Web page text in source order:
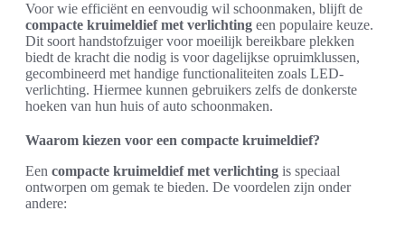
Voor wie efficiënt en eenvoudig wil schoonmaken, blijft de
compacte kruimeldief met verlichting een populaire keuze.
Dit soort handstofzuiger voor moeilijk bereikbare plekken
biedt de kracht die nodig is voor dagelijkse opruimklussen,
gecombineerd met handige functionaliteiten zoals LED-
verlichting. Hiermee kunnen gebruikers zelfs de donkerste
hoeken van hun huis of auto schoonmaken.
Waarom kiezen voor een compacte kruimeldief?
Een compacte kruimeldief met verlichting is speciaal
ontworpen om gemak te bieden. De voordelen zijn onder
andere: